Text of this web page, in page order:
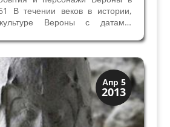
В течении веков в истории,
Вероны с датами,
и знаменитые персонажи
всего Кангранде делла Скала,
Апр 5
2013
картин